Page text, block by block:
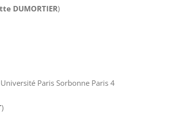
DUMORTIER)
Paris Sorbonne Paris 4
)